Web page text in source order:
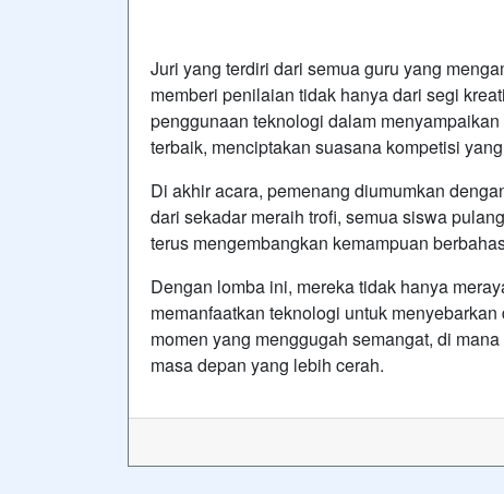
Juri yang terdiri dari semua guru yang
memberi penilaian tidak hanya dari segi
penggunaan teknologi dalam
terbaik, menciptakan suasana kompetisi
Di akhir acara, pemenang diumumkan
dari sekadar meraih trofi, semua siswa
terus mengembangkan kemampuan
Dengan lomba ini, mereka tidak hanya
memanfaatkan teknologi untuk
momen yang menggugah semangat, di
masa depan yang lebih cerah.